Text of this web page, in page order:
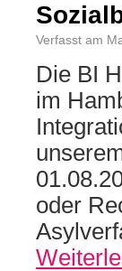
Verfasst am
Die BI
im
oder